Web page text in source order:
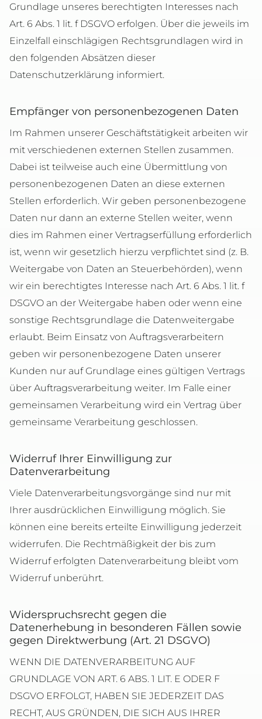
Grundlage unseres berechtigten Interesses nach
Art. 6 Abs. 1 lit. f DSGVO erfolgen. Über die jeweils im
Einzelfall einschlägigen Rechtsgrundlagen wird in
den folgenden Absätzen dieser
Datenschutzerklärung informiert.
Empfänger von personenbezogenen Daten
Im Rahmen unserer Geschäftstätigkeit arbeiten wir
mit verschiedenen externen Stellen zusammen.
Dabei ist teilweise auch eine Übermittlung von
personenbezogenen Daten an diese externen
Stellen erforderlich. Wir geben personenbezogene
Daten nur dann an externe Stellen weiter, wenn
dies im Rahmen einer Vertragserfüllung erforderlich
ist, wenn wir gesetzlich hierzu verpflichtet sind (z. B.
Weitergabe von Daten an Steuerbehörden), wenn
wir ein berechtigtes Interesse nach Art. 6 Abs. 1 lit. f
DSGVO an der Weitergabe haben oder wenn eine
sonstige Rechtsgrundlage die Datenweitergabe
erlaubt. Beim Einsatz von Auftragsverarbeitern
geben wir personenbezogene Daten unserer
Kunden nur auf Grundlage eines gültigen Vertrags
über Auftragsverarbeitung weiter. Im Falle einer
gemeinsamen Verarbeitung wird ein Vertrag über
gemeinsame Verarbeitung geschlossen.
Widerruf Ihrer Einwilligung zur
Datenverarbeitung
Viele Datenverarbeitungsvorgänge sind nur mit
Ihrer ausdrücklichen Einwilligung möglich. Sie
können eine bereits erteilte Einwilligung jederzeit
widerrufen. Die Rechtmäßigkeit der bis zum
Widerruf erfolgten Datenverarbeitung bleibt vom
Widerruf unberührt.
Widerspruchsrecht gegen die
Datenerhebung in besonderen Fällen sowie
gegen Direktwerbung (Art. 21 DSGVO)
WENN DIE DATENVERARBEITUNG AUF
GRUNDLAGE VON ART. 6 ABS. 1 LIT. E ODER F
DSGVO ERFOLGT, HABEN SIE JEDERZEIT DAS
RECHT, AUS GRÜNDEN, DIE SICH AUS IHRER